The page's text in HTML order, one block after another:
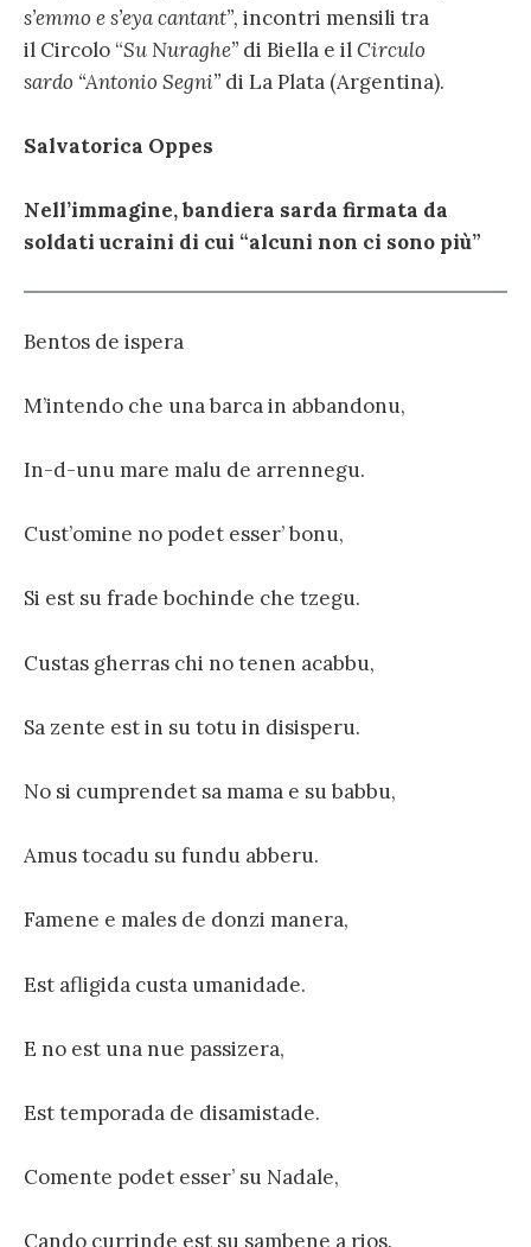
s’emmo e s’eya cantant”, incontri mensili tra
il Circolo “Su Nuraghe” di Biella e ilCirculo
sardo “Antonio Segni” di La Plata (Argentina).
Salvatorica Oppes
Nell’immagine, bandiera sarda firmata da
soldati ucraini di cui “alcuni non ci sono più”
Bentos de ispera
M’intendo che una barca in abbandonu,
In-d-unu mare malu de arrennegu.
Cust’omine no podet esser’ bonu,
Si est su frade bochinde che tzegu.
Custas gherras chi no tenen acabbu,
Sa zente est in su totu in disisperu.
No si cumprendet sa mama e su babbu,
Amus tocadu su fundu abberu.
Famene e males de donzi manera,
Est afligida custa umanidade.
E no est una nue passizera,
Est temporada de disamistade.
Comente podet esser’ su Nadale,
Cando currinde est su sambene a rios.